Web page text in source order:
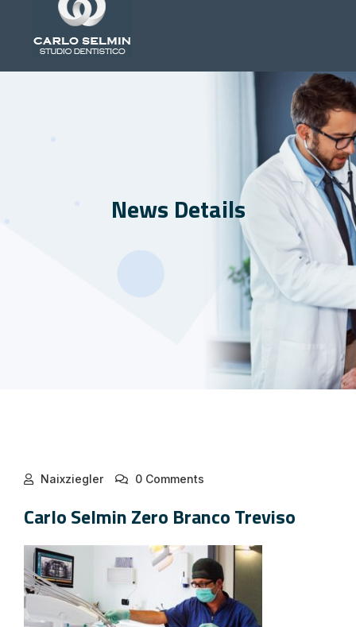
News Details
Naixziegler 0 Comments
Carlo Selmin Zero Branco Treviso